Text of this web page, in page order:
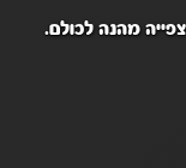
מהנה לכולם.